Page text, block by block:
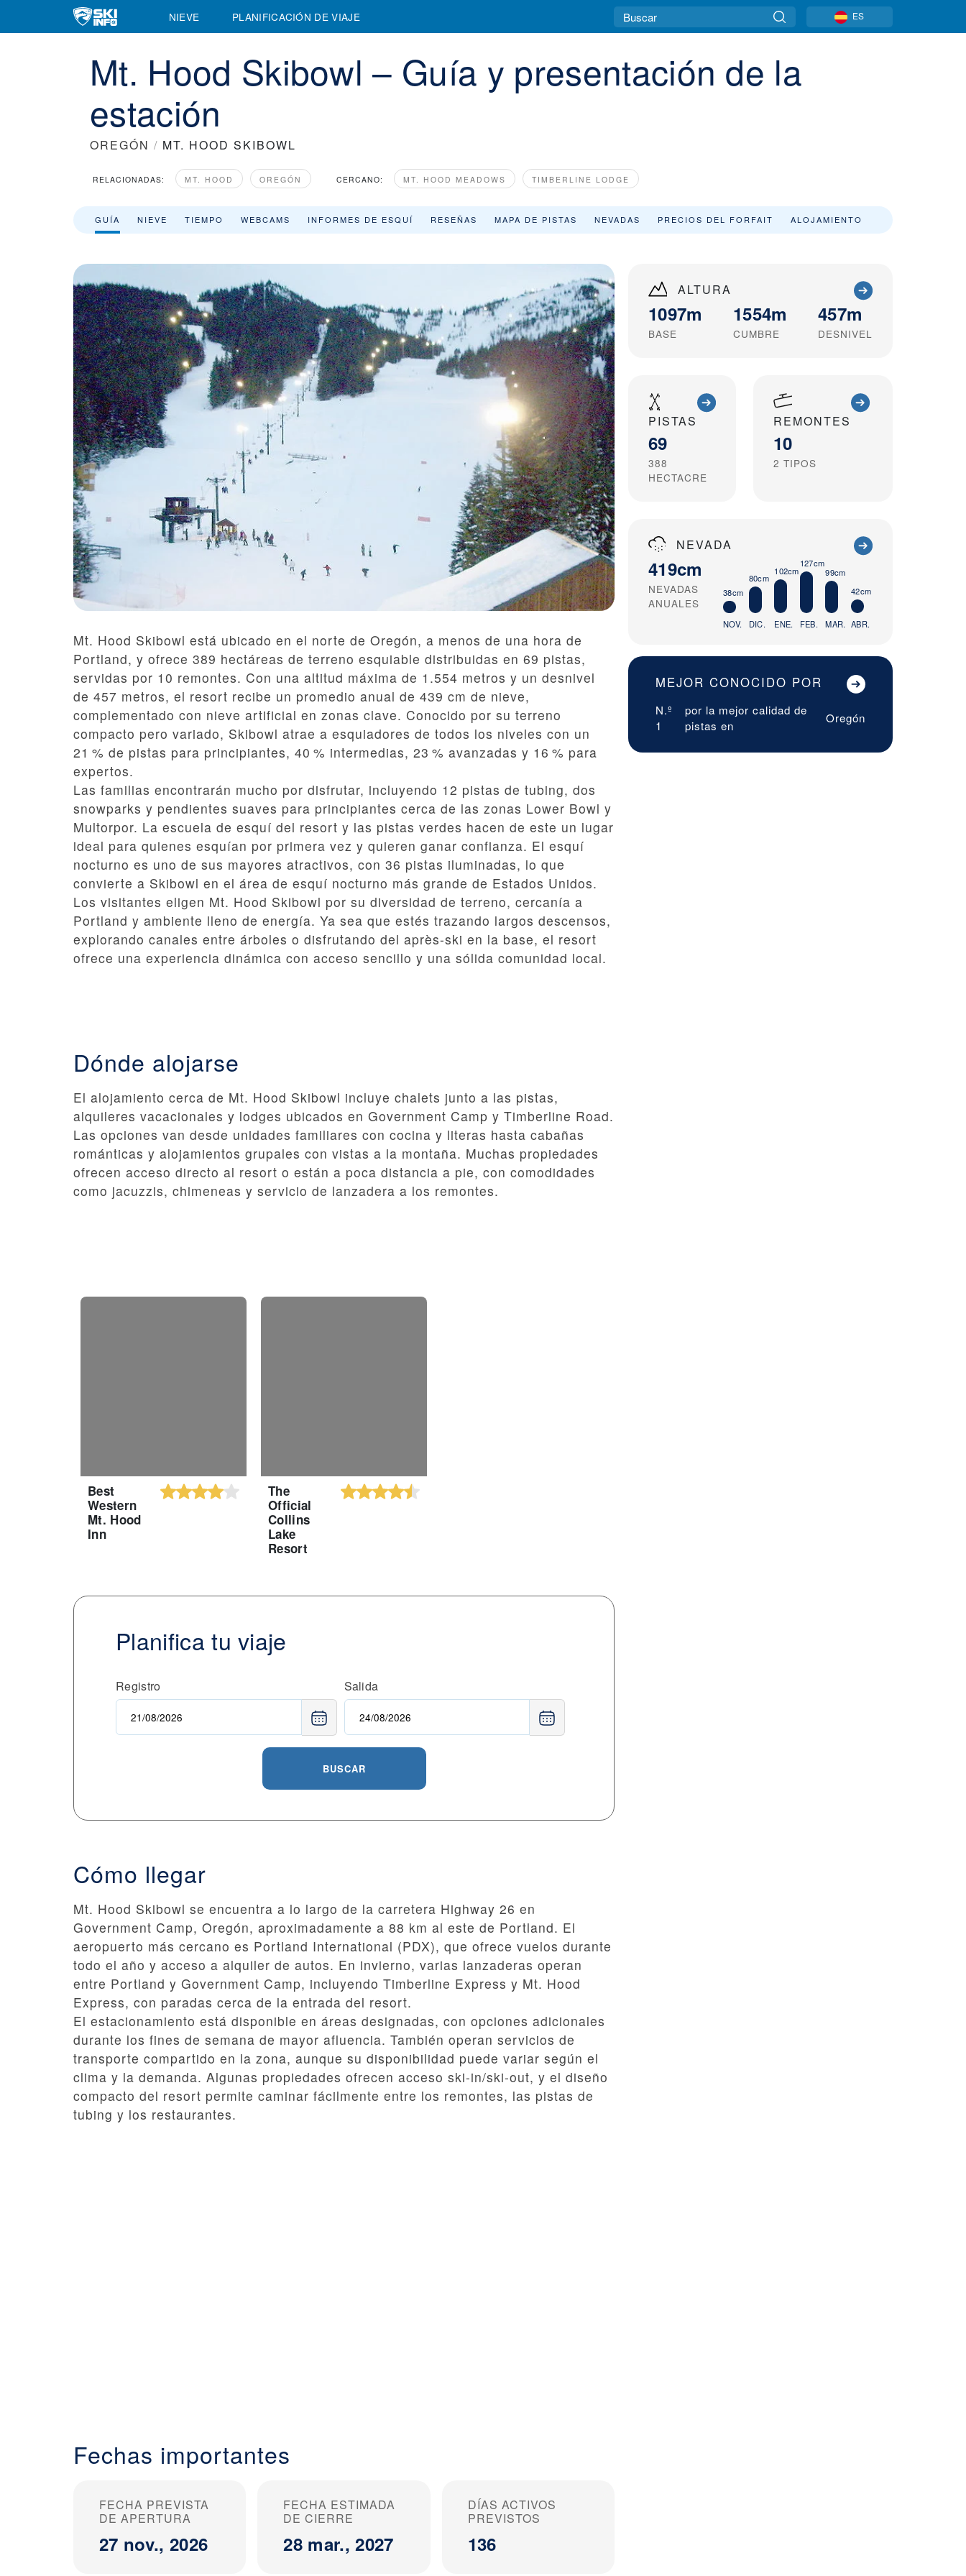
NIEVE PLANIFICACIÓN DE VIAJE ES
Mt. Hood Skibowl – Guía y presentación de la
estación
OREGÓN / MT. HOOD SKIBOWL
RELACIONADAS: MT. HOOD OREGÓN CERCANO: MT. HOOD MEADOWS TIMBERLINE LODGE
GUÍA NIEVE TIEMPO WEBCAMS INFORMES DE ESQUÍ RESEÑAS MAPA DE PISTAS NEVADAS PRECIOS DEL FORFAIT ALOJAMIENTO
ALTURA
1097m
BASE
1554m
CUMBRE
457m
DESNIVEL
PISTAS
69
388
HECTACRE
REMONTES
10
2 TIPOS
NEVADA
419cm
NEVADAS
ANUALES
38cm
NOV.
80cm
DIC.
102cm
ENE.
127cm
FEB.
99cm
MAR.
42cm
ABR.
MEJOR CONOCIDO POR
N.º
1
por la mejor calidad de
pistas en
Oregón
Mt. Hood Skibowl está ubicado en el norte de Oregón, a menos de una hora de
Portland, y ofrece 389 hectáreas de terreno esquiable distribuidas en 69 pistas,
servidas por 10 remontes. Con una altitud máxima de 1.554 metros y un desnivel
de 457 metros, el resort recibe un promedio anual de 439 cm de nieve,
complementado con nieve artificial en zonas clave. Conocido por su terreno
compacto pero variado, Skibowl atrae a esquiadores de todos los niveles con un
21 % de pistas para principiantes, 40 % intermedias, 23 % avanzadas y 16 % para
expertos.
Las familias encontrarán mucho por disfrutar, incluyendo 12 pistas de tubing, dos
snowparks y pendientes suaves para principiantes cerca de las zonas Lower Bowl y
Multorpor. La escuela de esquí del resort y las pistas verdes hacen de este un lugar
ideal para quienes esquían por primera vez y quieren ganar confianza. El esquí
nocturno es uno de sus mayores atractivos, con 36 pistas iluminadas, lo que
convierte a Skibowl en el área de esquí nocturno más grande de Estados Unidos.
Los visitantes eligen Mt. Hood Skibowl por su diversidad de terreno, cercanía a
Portland y ambiente lleno de energía. Ya sea que estés trazando largos descensos,
explorando canales entre árboles o disfrutando del après-ski en la base, el resort
ofrece una experiencia dinámica con acceso sencillo y una sólida comunidad local.
Dónde alojarse
El alojamiento cerca de Mt. Hood Skibowl incluye chalets junto a las pistas,
alquileres vacacionales y lodges ubicados en Government Camp y Timberline Road.
Las opciones van desde unidades familiares con cocina y literas hasta cabañas
románticas y alojamientos grupales con vistas a la montaña. Muchas propiedades
ofrecen acceso directo al resort o están a poca distancia a pie, con comodidades
como jacuzzis, chimeneas y servicio de lanzadera a los remontes.
Best
Western
Mt. Hood
Inn
The
Official
Collins
Lake
Resort
Planifica tu viaje
Registro Salida
BUSCAR
Cómo llegar
Mt. Hood Skibowl se encuentra a lo largo de la carretera Highway 26 en
Government Camp, Oregón, aproximadamente a 88 km al este de Portland. El
aeropuerto más cercano es Portland International (PDX), que ofrece vuelos durante
todo el año y acceso a alquiler de autos. En invierno, varias lanzaderas operan
entre Portland y Government Camp, incluyendo Timberline Express y Mt. Hood
Express, con paradas cerca de la entrada del resort.
El estacionamiento está disponible en áreas designadas, con opciones adicionales
durante los fines de semana de mayor afluencia. También operan servicios de
transporte compartido en la zona, aunque su disponibilidad puede variar según el
clima y la demanda. Algunas propiedades ofrecen acceso ski-in/ski-out, y el diseño
compacto del resort permite caminar fácilmente entre los remontes, las pistas de
tubing y los restaurantes.
Fechas importantes
FECHA PREVISTA
DE APERTURA
27 nov., 2026
FECHA ESTIMADA
DE CIERRE
28 mar., 2027
DÍAS ACTIVOS
PREVISTOS
136
Mt. Hood Skibowl Estación de esquí - Descripción general de la estación e informes de nieve